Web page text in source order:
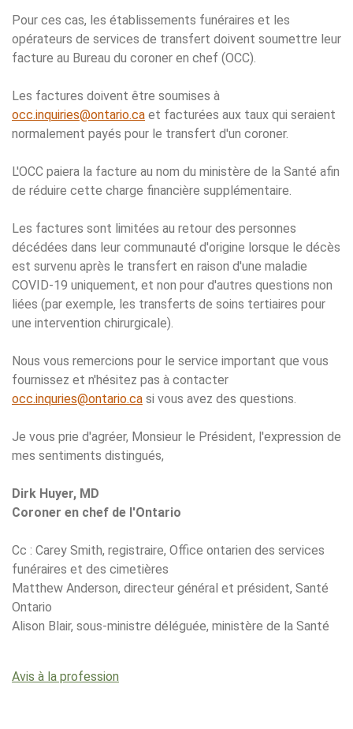
Pour ces cas, les établissements funéraires et les
opérateurs de services de transfert doivent soumettre leur
facture au Bureau du coroner en chef (OCC).
Les factures doivent être soumises à
occ.inquiries@ontario.ca et facturées aux taux qui seraient
normalement payés pour le transfert d'un coroner.
L'OCC paiera la facture au nom du ministère de la Santé afin
de réduire cette charge financière supplémentaire.
Les factures sont limitées au retour des personnes
décédées dans leur communauté d'origine lorsque le décès
est survenu après le transfert en raison d'une maladie
COVID-19 uniquement, et non pour d'autres questions non
liées (par exemple, les transferts de soins tertiaires pour
une intervention chirurgicale).
Nous vous remercions pour le service important que vous
fournissez et n'hésitez pas à contacter
occ.inquries@ontario.ca si vous avez des questions.
Je vous prie d'agréer, Monsieur le Président, l'expression de
mes sentiments distingués,
Dirk Huyer, MD
Coroner en chef de l'Ontario
Cc : Carey Smith, registraire, Office ontarien des services
funéraires et des cimetières
Matthew Anderson, directeur général et président, Santé
Ontario
Alison Blair, sous-ministre déléguée, ministère de la Santé
Avis à la profession